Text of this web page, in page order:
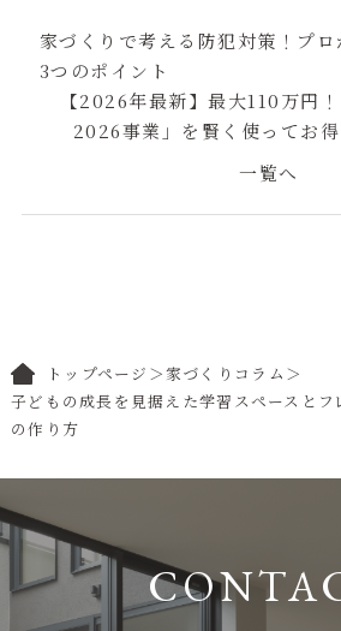
家づくりで考える防犯対策！プ
3つのポイント
一覧へ
【2026年最新】最大110万円
2026事業」を賢く使ってお
トップページ ＞家づくりコラム ＞
子どもの成長を見据えた学習スペースとフ
の作り方